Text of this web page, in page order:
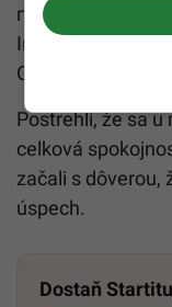
neobmedzené
Inšpirovali ho
GitHub či LinkedIn.
Postrehli, že sa
celková
začali s dôverou,
úspech.
Dostaň